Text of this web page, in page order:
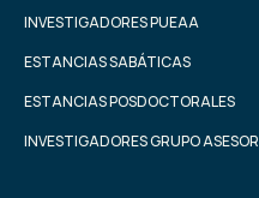
INVESTIGADORES PUEAA
ESTANCIAS SABÁTICAS
ESTANCIAS POSDOCTORALES
INVESTIGADORES GRUPO ASESOR